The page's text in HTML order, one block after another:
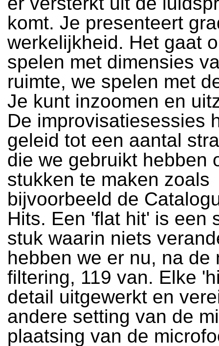
komt. Je presenteert
werkelijkheid. Het gaat
spelen met dimensies
ruimte, we spelen met
Je kunt inzoomen en
De improvisatiesessies
geleid tot een aantal
die we gebruikt hebben
stukken te maken zoals
bijvoorbeeld de
Hits. Een 'flat hit' is een
stuk waarin niets
hebben we er nu, na de
filtering, 119 van. Elke
detail uitgewerkt en
andere setting van de
plaatsing van de